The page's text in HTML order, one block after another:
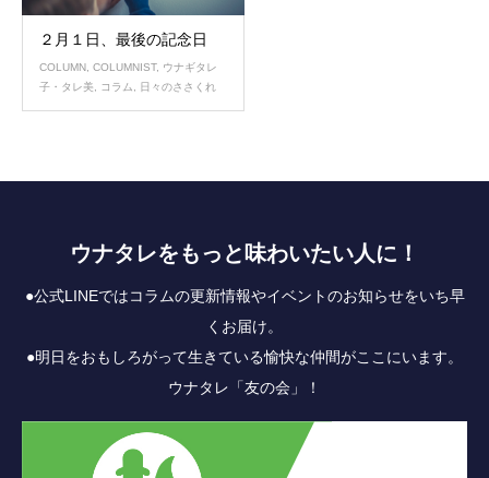
２月１日、最後の記念日
COLUMN, COLUMNIST, ウナギタレ
子・タレ美, コラム, 日々のささくれ
ウナタレをもっと味わいたい人に！
●公式LINEではコラムの更新情報やイベントのお知らせをいち早
くお届け。
●明日をおもしろがって生きている愉快な仲間がここにいます。
ウナタレ「友の会」！